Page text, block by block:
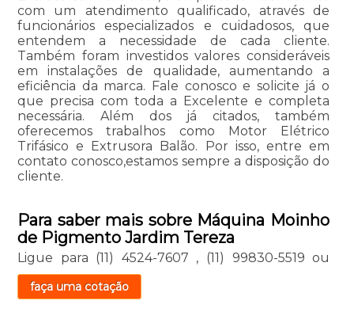
com um atendimento qualificado, através de
funcionários especializados e cuidadosos, que
entendem a necessidade de cada cliente.
Também foram investidos valores consideráveis
em instalações de qualidade, aumentando a
eficiência da marca. Fale conosco e solicite já o
que precisa com toda a Excelente e completa
necessária. Além dos já citados, também
oferecemos trabalhos como Motor Elétrico
Trifásico e Extrusora Balão. Por isso, entre em
contato conosco,estamos sempre a disposição do
cliente.
Para saber mais sobre Máquina Moinho
de Pigmento Jardim Tereza
Ligue para (11) 4524-7607 , (11) 99830-5519 ou
faça uma cotação